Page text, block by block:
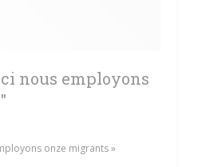
nous employons
onze migrants »